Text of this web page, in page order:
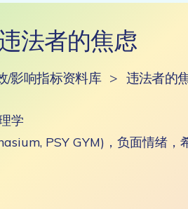
法者的焦虑
/影响指标资料库 > 违法者的
学
PSY GYM)，负面情绪，